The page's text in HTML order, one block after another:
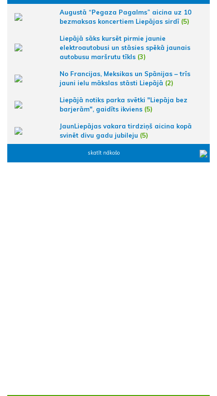
Augustā “Pegaza Pagalms” aicina uz 10
bezmaksas koncertiem Liepājas sirdī (5)
Liepājā sāks kursēt pirmie jaunie
elektroautobusi un stāsies spēkā jaunais
autobusu maršrutu tīkls (3)
No Francijas, Meksikas un Spānijas – trīs
jauni ielu mākslas stāsti Liepājā (2)
Liepājā notiks parka svētki "Liepāja bez
barjerām", gaidīts ikviens (5)
JaunLiepājas vakara tirdziņš aicina kopā
svinēt divu gadu jubileju (5)
skatīt nākošo